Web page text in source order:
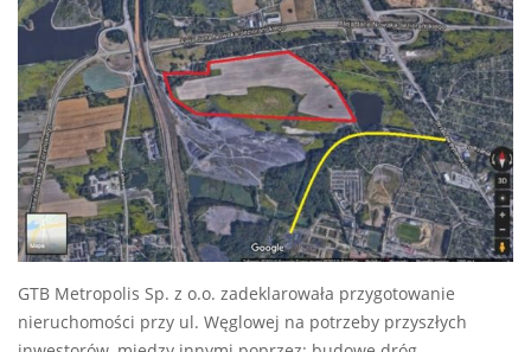
GTB Metropolis Sp. z o.o. zadeklarowała przygotowanie
nieruchomości przy ul. Węglowej na potrzeby przyszłych